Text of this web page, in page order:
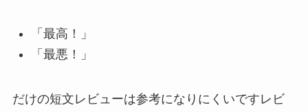
「最高！」
「最悪！」
だけの短文レビューは参考になりにくいですレビ